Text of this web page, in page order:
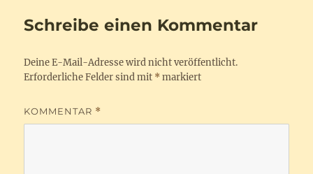
Schreibe einen Kommentar
Deine E-Mail-Adresse wird nicht veröffentlicht.
Erforderliche Felder sind mit * markiert
KOMMENTAR *